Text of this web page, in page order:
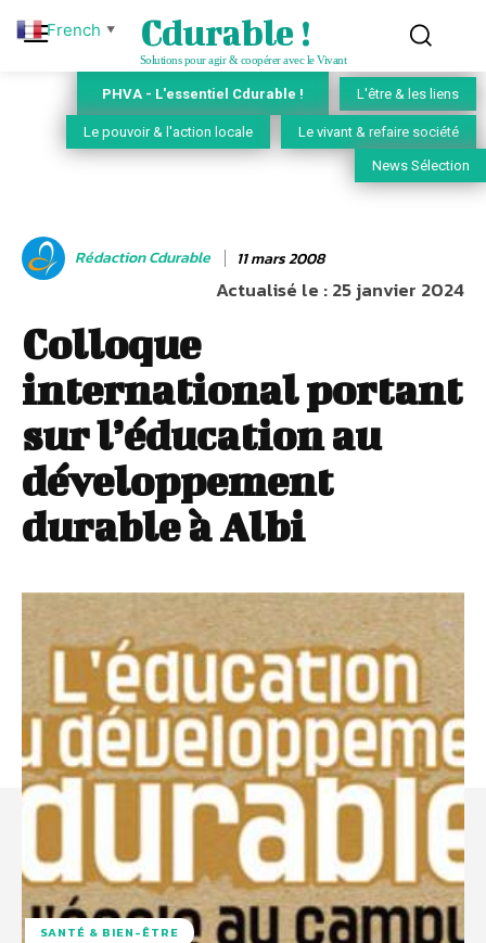
Cdurable !
Solutions pour agir & coopérer avec le Vivant
PHVA - L'essentiel Cdurable ! L'être & les liens
Le pouvoir & l'action locale Le vivant & refaire société
News Sélection
Rédaction Cdurable 11 mars 2008
Actualisé le :25 janvier 2024
Colloque
international portant
sur l’éducation au
développement
durable à Albi
SANTÉ & BIEN-ÊTRE
French ▼